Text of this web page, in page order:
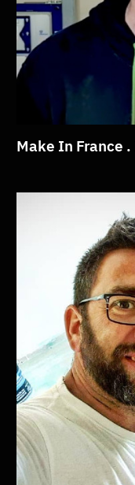
Make In France .